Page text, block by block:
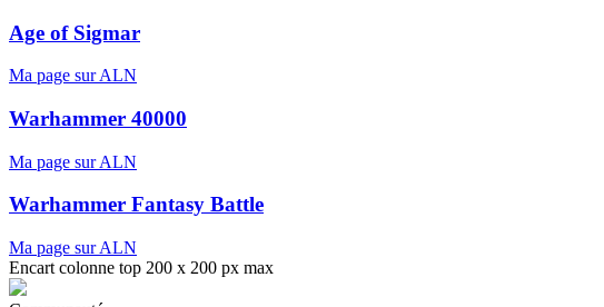
Age of Sigmar
Ma page sur ALN
Warhammer 40000
Ma page sur ALN
Warhammer Fantasy Battle
Ma page sur ALN
Encart colonne top 200 x 200 px max